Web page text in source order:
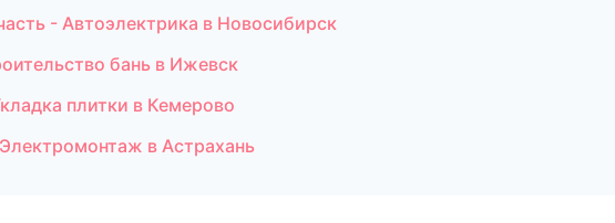
- Автоэлектрика в Новосибирск
бань в Ижевск
плитки в Кемерово
в Астрахань